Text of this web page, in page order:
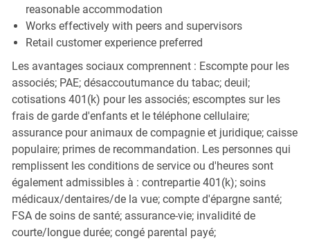
reasonable accommodation
Works effectively with peers and supervisors
Retail customer experience preferred
Les avantages sociaux comprennent : Escompte pour les
associés; PAE; désaccoutumance du tabac; deuil;
cotisations 401(k) pour les associés; escomptes sur les
frais de garde d'enfants et le téléphone cellulaire;
assurance pour animaux de compagnie et juridique; caisse
populaire; primes de recommandation. Les personnes qui
remplissent les conditions de service ou d'heures sont
également admissibles à : contrepartie 401(k); soins
médicaux/dentaires/de la vue; compte d'épargne santé;
FSA de soins de santé; assurance-vie; invalidité de
courte/longue durée; congé parental payé;